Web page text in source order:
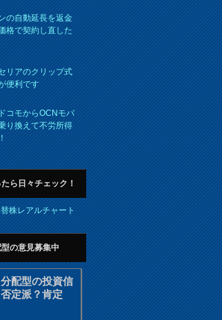
の自動延長を返金
格で契約し直した
リアのクリップ式
便利です
コモからOCNモバ
り換えて不労所得
ら日々チェック！
株レアルチャート
の意見募集中
配型の投資信
定派？肯定